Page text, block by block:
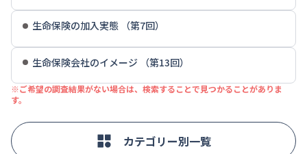
生命保険の加入実態 （第7回）
生命保険会社のイメージ （第13回）
※ご希望の調査結果がない場合は、検索することで見つかることがありま
す。
カテゴリー別一覧